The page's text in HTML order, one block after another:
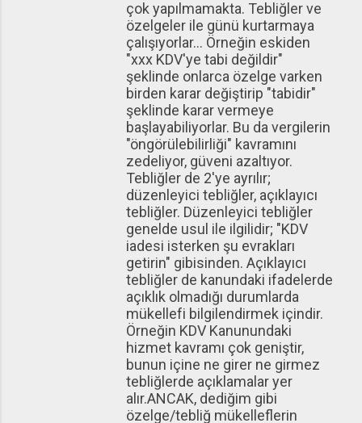
çok yapılmamakta. Tebliğler ve
özelgeler ile günü kurtarmaya
çalışıyorlar... Örneğin eskiden
"xxx KDV'ye tabi değildir"
şeklinde onlarca özelge varken
birden karar değiştirip "tabidir"
şeklinde karar vermeye
başlayabiliyorlar. Bu da vergilerin
"öngörülebilirliği" kavramını
zedeliyor, güveni azaltıyor.
Tebliğler de 2'ye ayrılır;
düzenleyici tebliğler, açıklayıcı
tebliğler. Düzenleyici tebliğler
genelde usul ile ilgilidir; "KDV
iadesi isterken şu evrakları
getirin" gibisinden. Açıklayıcı
tebliğler de kanundaki ifadelerde
açıklık olmadığı durumlarda
mükellefi bilgilendirmek içindir.
Örneğin KDV Kanunundaki
hizmet kavramı çok geniştir,
bunun içine ne girer ne girmez
tebliğlerde açıklamalar yer
alır.ANCAK, dediğim gibi
özelge/tebliğ mükelleflerin